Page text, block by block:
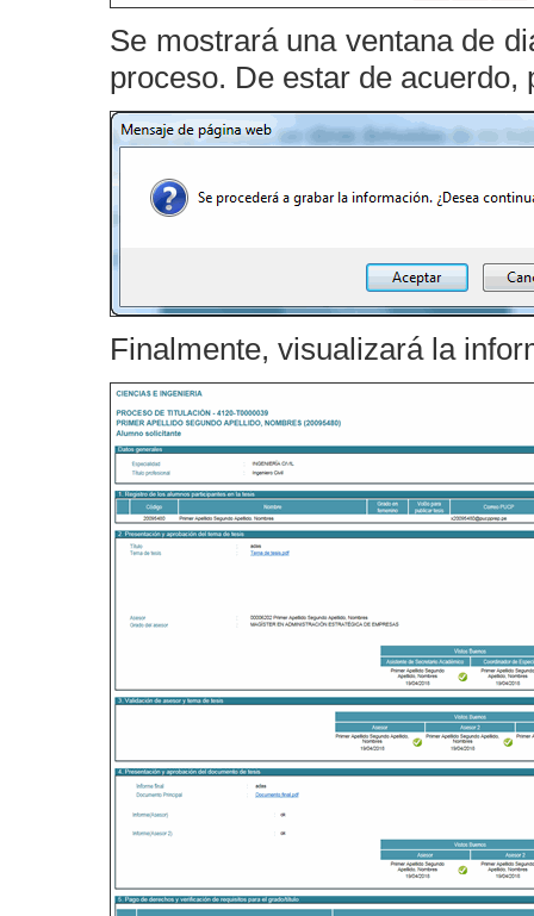
Se mostrará una ventana de
proceso. De estar de
Finalmente, visualizará la